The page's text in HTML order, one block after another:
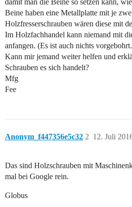
damit man die Beine so setzen kann,
Beine haben eine Metallplatte mit je
Holzfresserschrauben wären diese mit
Im Holzfachhandel kann niemand mit
anfangen. (Es ist auch nichts
Kann mir jemand weiter helfen und
Schrauben es sich handelt?
Mfg
Fee
Anonym_f447356e5c32 12. Juli
2
Das sind Holzschrauben mit
mal bei Google rein.
Globus